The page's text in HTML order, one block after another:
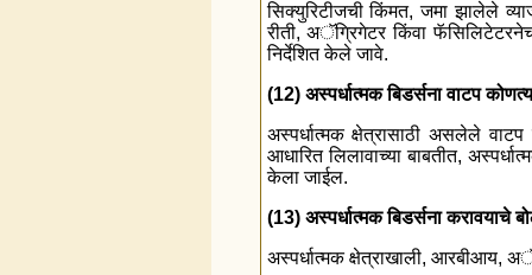
सिक्युरिटीजची किंमत, जमा झालेले
रीती, अॅग्रिगेटर किंवा फॅसिलिटेटरनेच
निर्देशित केले जावे.
(12) अस्पर्धात्मक बिडर्सना वाटप
अस्पर्धात्मक क्षेत्रासाठी असलेले वाटप
आधारित लिलावाच्या बाबतीत,
केला जाईल.
(13) अस्पर्धात्मक बिडर्सना
अस्पर्धात्मक क्षेत्राखाली, आरबीआय,